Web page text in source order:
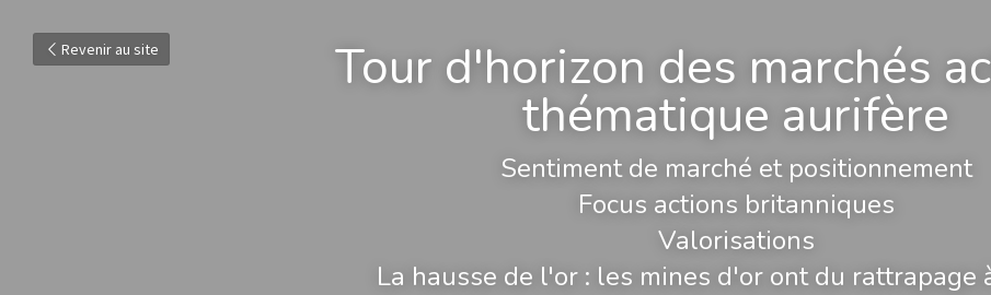
Revenir au site Tour d'horizon des marchés
thématique aurifère
Sentiment de marché et positionnement
Focus actions britanniques
Valorisations
La hausse de l'or : les mines d'or ont du rattrapage